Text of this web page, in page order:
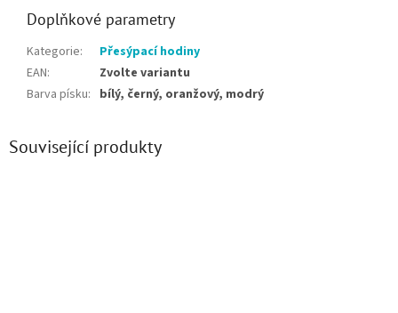
Doplňkové parametry
Kategorie:
Přesýpací hodiny
EAN:
Zvolte variantu
Barva písku: bílý, černý, oranžový, modrý
Související produkty